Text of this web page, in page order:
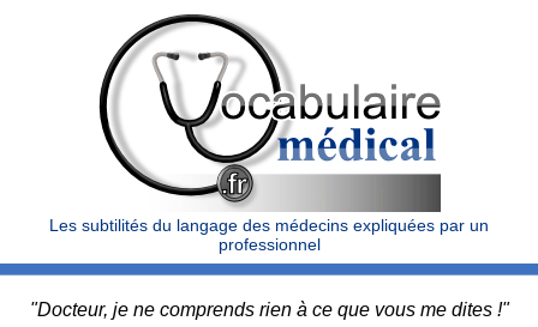
Les subtilités du langage des médecins expliquées par un
professionnel
"Docteur, je ne comprends rien à ce que vous me dites !"